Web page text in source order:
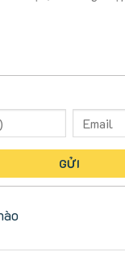
GỬI